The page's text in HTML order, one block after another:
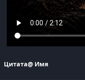
Цитата@ Имя